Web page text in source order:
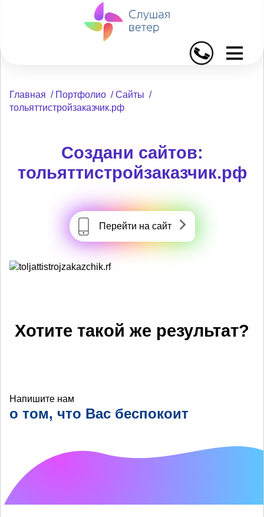
I
Главная / Портфолио / Сайты /
тольяттистройзаказчик.рф
Создани сайтов:
тольяттистройзаказчик.рф
Перейти на сайт
Хотите такой же результат?
Напишите нам
о том, что Вас беспокоит